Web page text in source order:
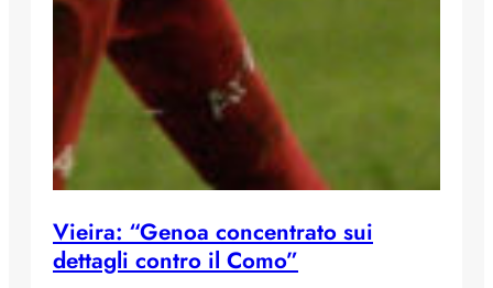
Vieira: “Genoa concentrato sui
dettagli contro il Como”